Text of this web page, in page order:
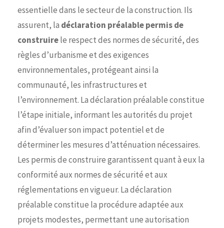
essentielle dans le secteur de la construction. Ils
assurent, la déclaration préalable permis de
construirele respect des normes de sécurité, des
règles d’urbanisme et des exigences
environnementales, protégeant ainsi la
communauté, les infrastructures et
l’environnement. La déclaration préalable constitue
l’étape initiale, informant les autorités du projet
afin d’évaluer son impact potentiel et de
déterminer les mesures d’atténuation nécessaires.
Les permis de construire garantissent quant à eux la
conformité aux normes de sécurité et aux
réglementations en vigueur. La déclaration
préalable constitue la procédure adaptée aux
projets modestes, permettant une autorisation